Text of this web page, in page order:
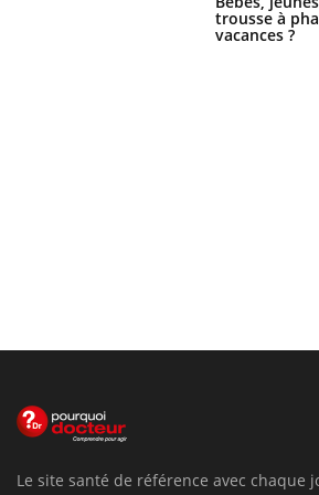
trousse à
vacances ?
Le site santé de référence avec chaque